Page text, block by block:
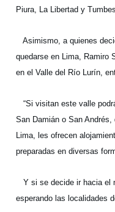
Piura, La Libertad y Tumbes
Asimismo, a quienes
quedarse en Lima, Ramiro
en el Valle del Río Lurín,
“Si visitan este valle
San Damián o San
Lima, les ofrecen
preparadas en diversas
Y si se decide ir hacia el
esperando las localidades